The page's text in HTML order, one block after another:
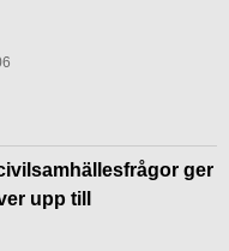
ger
upp till